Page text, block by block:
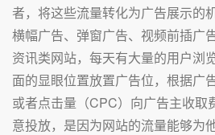
者，将这些流量转化为广告展示的
横幅广告、弹窗广告、视频前插广
资讯类网站，每天有大量的用户浏
面的显眼位置放置广告位，根据广
或者点击量（CPC）向广告主收取
意投放，是因为网站的流量能够为